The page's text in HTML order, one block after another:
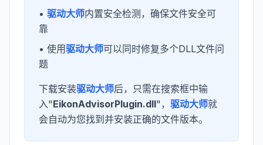
• 驱动大师内置安全检测，确保文件安全可
靠
• 使用驱动大师可以同时修复多个DLL文件问
题
下载安装驱动大师后，只需在搜索框中输
入"EikonAdvisorPlugin.dll"， 驱动大师就
会自动为您找到并安装正确的文件版本。